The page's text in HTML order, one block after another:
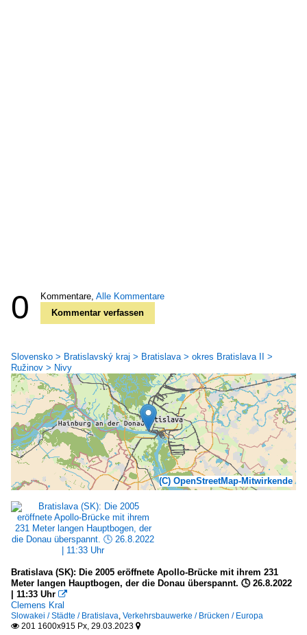
0 Kommentare, Alle Kommentare
Kommentar verfassen
Slovensko > Bratislavský kraj > Bratislava > okres Bratislava II >
Ružinov > Nivy
(C) OpenStreetMap-Mitwirkende
Bratislava (SK): Die 2005 eröffnete Apollo-Brücke mit ihrem 231
Meter langen Hauptbogen, der die Donau überspannt. 🕓 26.8.2022
| 11:33 Uhr 
Clemens Kral
Slowakei / Städte / Bratislava, Verkehrsbauwerke / Brücken / Europa
 201 1600x915 Px, 29.03.2023 